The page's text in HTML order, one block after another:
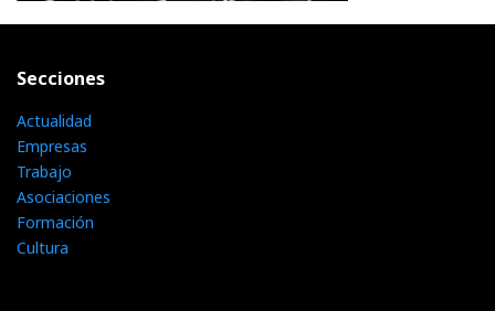
Secciones
Actualidad
Empresas
Trabajo
Asociaciones
Formación
Cultura